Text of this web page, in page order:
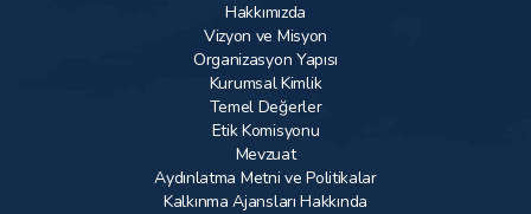
Hakkımızda
Vizyon ve Misyon
Organizasyon Yapısı
Kurumsal Kimlik
Temel Değerler
Etik Komisyonu
Mevzuat
Aydınlatma Metni ve Politikalar
Kalkınma Ajansları Hakkında